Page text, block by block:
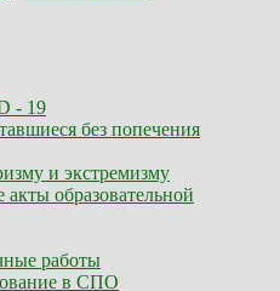
- 19
без попечения
и экстремизму
образовательной
работы
в СПО